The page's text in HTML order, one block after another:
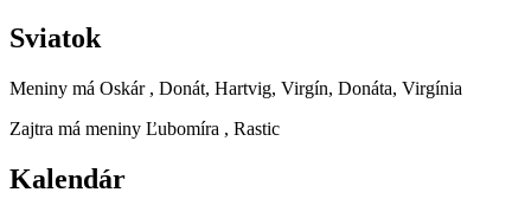
Sviatok
Meniny má Oskár , Donát, Hartvig, Virgín, Donáta, Virgínia
Zajtra má meniny Ľubomíra , Rastic
Kalendár